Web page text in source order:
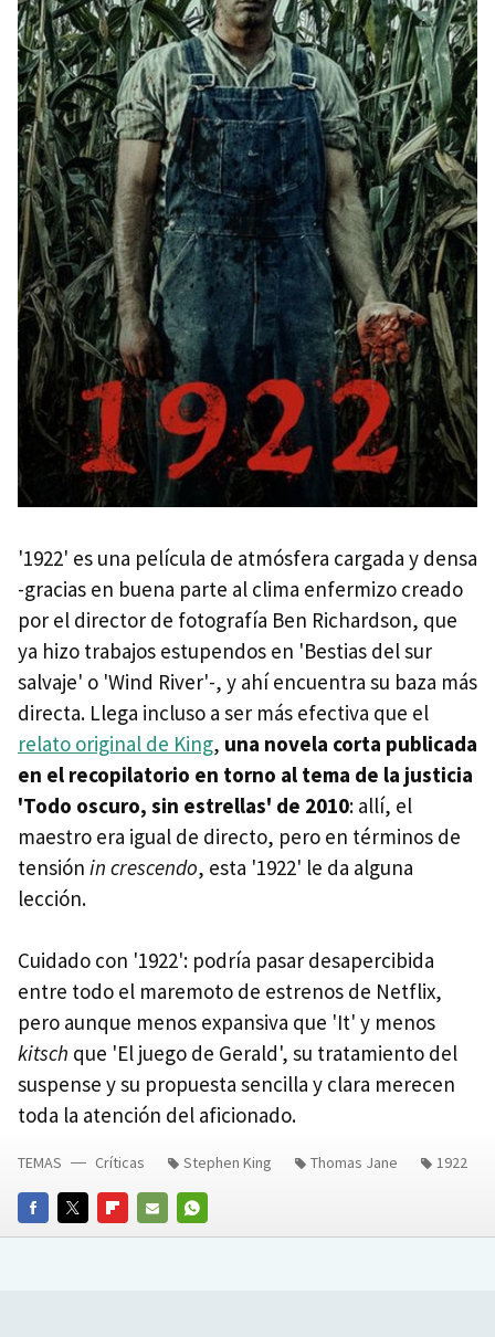
'1922' es una película de atmósfera cargada y densa
-gracias en buena parte al clima enfermizo creado
por el director de fotografía Ben Richardson, que
ya hizo trabajos estupendos en 'Bestias del sur
salvaje' o 'Wind River'-, y ahí encuentra su baza más
directa. Llega incluso a ser más efectiva que el
relato original de King, una novela corta publicada
en el recopilatorio en torno al tema de la justicia
'Todo oscuro, sin estrellas' de 2010: allí, el
maestro era igual de directo, pero en términos de
tensión in crescendo, esta '1922' le da alguna
lección.
Cuidado con '1922': podría pasar desapercibida
entre todo el maremoto de estrenos de Netflix,
pero aunque menos expansiva que 'It' y menos
kitsch que 'El juego de Gerald', su tratamiento del
suspense y su propuesta sencilla y clara merecen
toda la atención del aficionado.
FACEBOOKTWITTERFLIPBOARD
E-
WHATSAPP
TEMAS Críticas Stephen King Thomas Jane 1922